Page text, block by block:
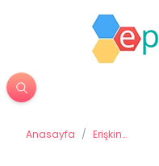
Anasayfa / Erişkin